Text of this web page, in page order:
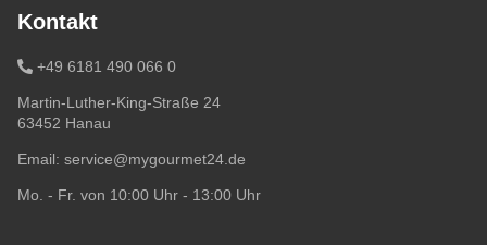
Kontakt
+49 6181 490 066 0
Martin-Luther-King-Straße 24
63452 Hanau
Email: service@mygourmet24.de
Mo. - Fr. von 10:00 Uhr - 13:00 Uhr